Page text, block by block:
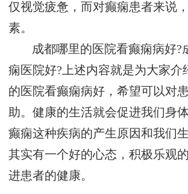
仅视觉疲惫，而对癫痫患者来说
素。
成都哪里的医院看癫痫病好?
痫医院好?上述内容就是为大家介
的医院看癫痫病好，希望可以对
助。健康的生活就会促进我们身
癫痫这种疾病的产生原因和我们
其实有一个好的心态，积极乐观
进患者的健康。